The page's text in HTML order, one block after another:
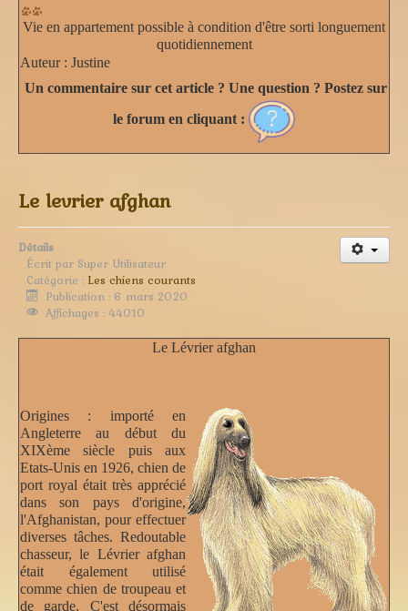
Vie en appartement possible à condition d'être sorti longuement
quotidiennement
Auteur : Justine
Un commentaire sur cet article ? Une question ? Postez sur
le forum en cliquant :
Le levrier afghan
Détails
Écrit par Super Utilisateur
Catégorie : Les chiens courants
Publication : 6 mars 2020
Affichages : 44010
Le Lévrier afghan
Origines : importé en
Angleterre au début du
XIXème siècle puis aux
Etats-Unis en 1926, chien de
port royal était très apprécié
dans son pays d'origine,
l'Afghanistan, pour effectuer
diverses tâches. Redoutable
chasseur, le Lévrier afghan
était également utilisé
comme chien de troupeau et
de garde. C'est désormais